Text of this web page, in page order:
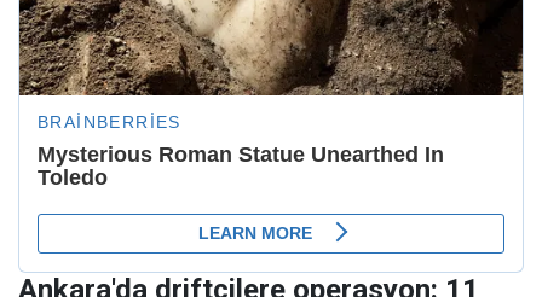
Ankara'da driftçilere operasyon: 11